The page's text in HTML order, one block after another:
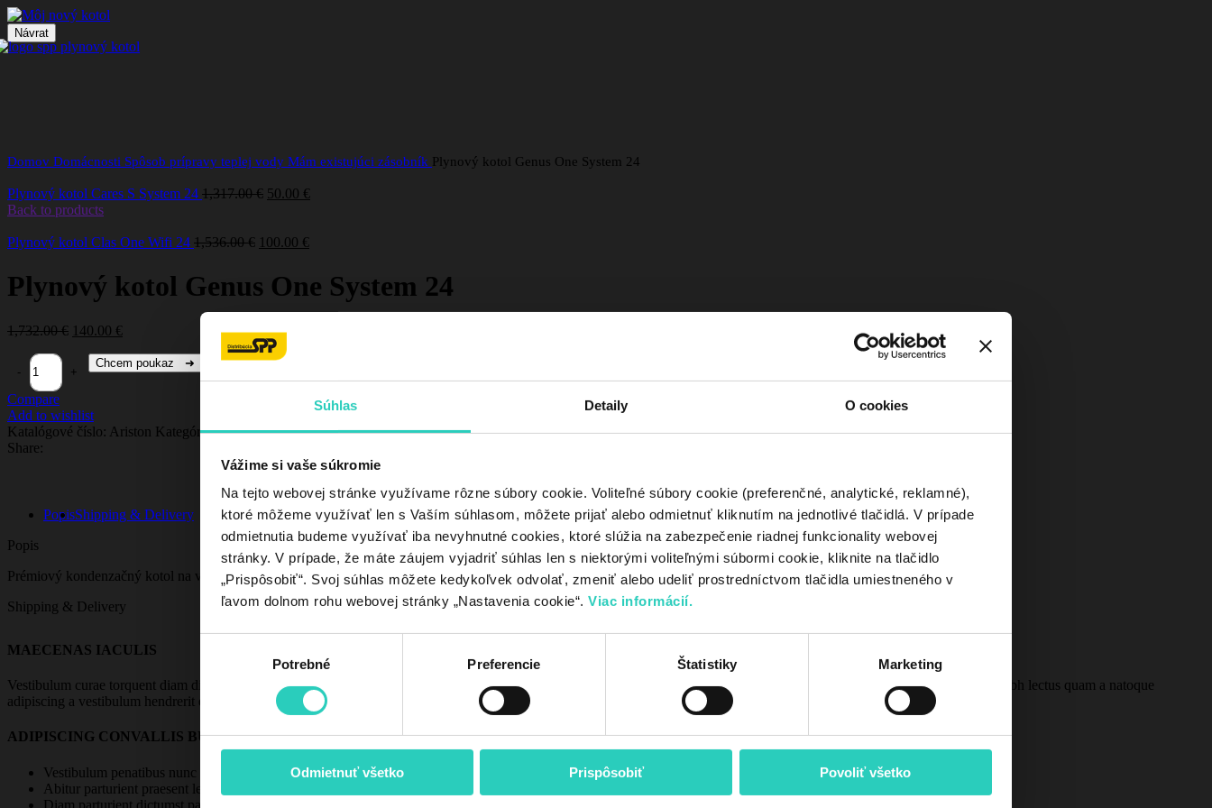
Súhlas Detaily O cookies
Vážime si vaše súkromie
Na tejto webovej stránke využívame rôzne súbory cookie. Voliteľné súbory cookie (preferenčné, analytické, reklamné),
ktoré môžeme využívať len s Vaším súhlasom, môžete prijať alebo odmietnuť kliknutím na jednotlivé tlačidlá. V prípade
odmietnutia budeme využívať iba nevyhnutné cookies, ktoré slúžia na zabezpečenie riadnej funkcionality webovej
stránky. V prípade, že máte záujem vyjadriť súhlas len s niektorými voliteľnými súbormi cookie, kliknite na tlačidlo
„Prispôsobiť“. Svoj súhlas môžete kedykoľvek odvolať, zmeniť alebo udeliť prostredníctvom tlačidla umiestneného v
ľavom dolnom rohu webovej stránky „Nastavenia cookie“. Viac informácií.
Potrebné Preferencie Štatistiky Marketing
Odmietnuť všetko Prispôsobiť Povoliť všetko
Návrat
Domov Domácnosti Spôsob prípravy teplej vody Mám existujúci zásobník Plynový kotol Genus One System 24
Plynový kotol Cares S System 24 1,317.00€ 50.00 €
Back to products
Plynový kotol Clas One Wifi 24 1,536.00€ 100.00 €
Plynový kotol Genus One System 24
1,732.00€ 140.00 €
Chcem poukaz ➜
Compare
Add to wishlist
Katalógové číslo: Ariston Kategórie: < 25kW,Ariston, Domácnosti, Mám existujúci zásobník, Premium
Share:
PopisShipping & Delivery
Popis
Prémiový kondenzačný kotol na vykurovanie určený pre systémové riešenia s externým zásobníkom alebo doplnkovými zdrojmi.
Shipping & Delivery
MAECENAS IACULIS
Vestibulum curae torquent diam diam commodo parturient penatibus nunc dui adipiscing convallis bulum parturient suspendisse parturient a.Parturient in parturient scelerisque nibh lectus quam a natoque
adipiscing a vestibulum hendrerit et pharetra fames nunc natoque dui.
ADIPISCING CONVALLIS BULUM
Vestibulum penatibus nunc dui adipiscing convallis bulum parturient suspendisse.
Abitur parturient praesent lectus quam a natoque adipiscing a vestibulum hendre.
Diam parturient dictumst parturient scelerisque nibh lectus.